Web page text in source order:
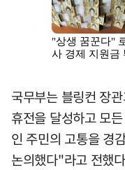
국무부는 블링컨 장
휴전을 달성하고 모
인 주민의 고통을 경
논의했다"라고 전했